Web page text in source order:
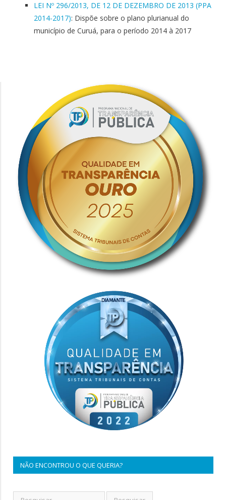
LEI Nº 296/2013, DE 12 DE DEZEMBRO DE 2013 (PPA
2014-2017): Dispõe sobre o plano plurianual do
município de Curuá, para o período 2014 à 2017
NÃO ENCONTROU O QUE QUERIA?